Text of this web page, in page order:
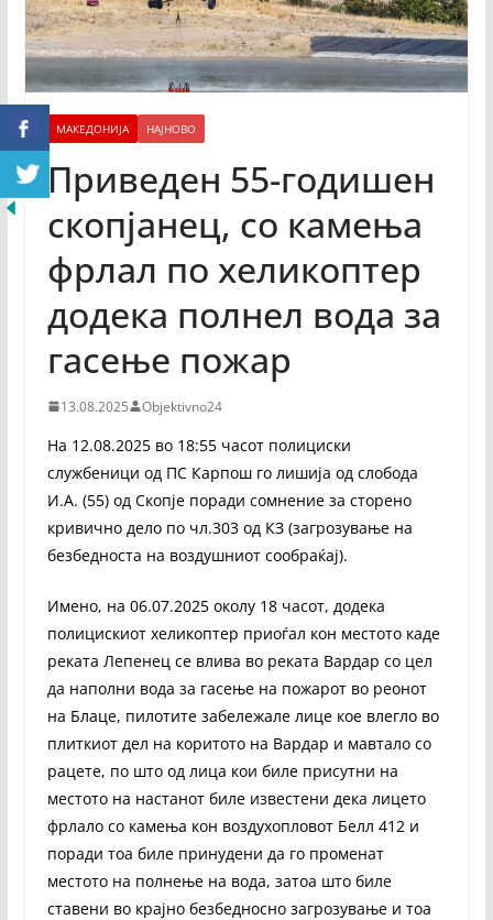
МАКЕДОНИЈА НАЈНОВО
Приведен 55-годишен
скопјанец, со камења
фрлал по хеликоптер
додека полнел вода за
гасење пожар
13.08.2025 Objektivno24
На 12.08.2025 во 18:55 часот полициски
службеници од ПС Карпош го лишија од слобода
И.А. (55) од Скопје поради сомнение за сторено
кривично дело по чл.303 од КЗ (загрозување на
безбедноста на воздушниот сообраќај).
Имено, на 06.07.2025 околу 18 часот, додека
полицискиот хеликоптер приоѓал кон местото каде
реката Лепенец се влива во реката Вардар со цел
да наполни вода за гасење на пожарот во реонот
на Блаце, пилотите забележале лице кое влегло во
плиткиот дел на коритото на Вардар и мавтало со
рацете, по што од лица кои биле присутни на
местото на настанот биле известени дека лицето
фрлало со камења кон воздухопловот Белл 412 и
поради тоа биле принудени да го променат
местото на полнење на вода, затоа што биле
ставени во крајно безбедносно загрозување и тоа